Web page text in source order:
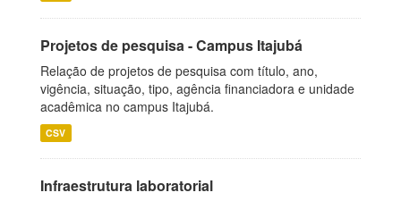
Projetos de pesquisa - Campus Itajubá
Relação de projetos de pesquisa com título, ano,
vigência, situação, tipo, agência financiadora e unidade
acadêmica no campus Itajubá.
CSV
Infraestrutura laboratorial